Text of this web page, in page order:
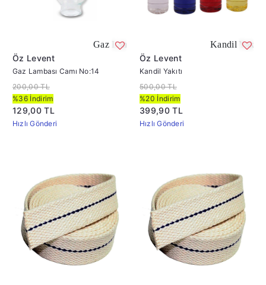
Gaz Lambası Camı No:14 Ağız Çap :5 cm
Öz Levent
Gaz Lambası Camı No:14
200,00 TL
%36 İndirim
129,00 TL
Hızlı Gönderi
Kandil Yakıtı
Öz Levent
Kandil Yakıtı
500,00 TL
%20 İndirim
399,90 TL
Hızlı Gönderi